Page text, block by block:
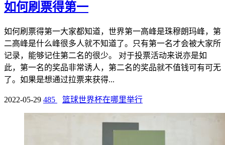
如何刷票得第一
如何刷票得第一大家都知道，世界第一高峰是珠穆朗玛峰，第
二高峰是什么峰很多人就不知道了。只有第一名才会被大家所
记录，能够记住第二名的很少。 对于投票活动来说亦是如
此，第一名的奖品非常诱人，第二名的奖品就不值钱可有可无
了。如果是想通过拉票来获得...
2022-05-29 485 篮球世界杯在哪里举行